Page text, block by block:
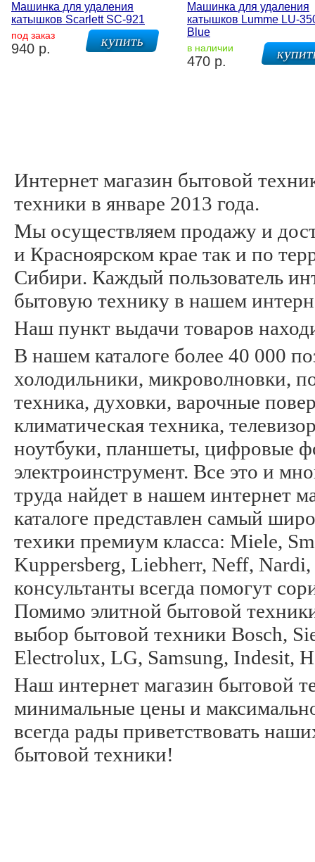
Машинка для удаления
катышков Scarlett SC-921
под заказ
940 р.
Машинка для удаления
катышков Lumme LU-
Blue
в наличии
470 р.
Интернет магазин бытовой
техники в январе 2013 года.
Мы осуществляем продажу и
и Красноярском крае так и по
Сибири. Каждый пользователь
бытовую технику в нашем
Наш пункт выдачи товаров
В нашем каталоге более 40 000
холодильники, микроволновки,
техника, духовки, варочные
климатическая техника,
ноутбуки, планшеты, цифровые
электроинструмент. Все это и
труда найдет в нашем интернет
каталоге представлен самый
техики премиум класса: Miele,
Kuppersberg, Liebherr, Neff,
консультанты всегда помогут
Помимо элитной бытовой
выбор бытовой техники Bosch,
Electrolux, LG, Samsung, Indesit,
Наш интернет магазин бытовой
минимальные цены и
всегда рады приветствовать
бытовой техники!